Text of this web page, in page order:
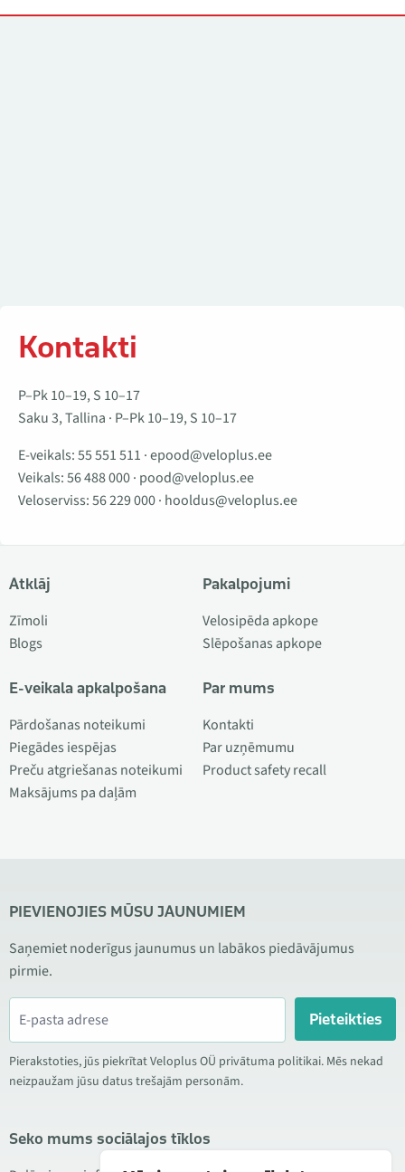
Kontakti
P–Pk 10–19, S 10–17
Saku 3, Tallina · P–Pk 10–19, S 10–17
E-veikals:55 551 511 ·epood@veloplus.ee
Veikals:56 488 000· pood@veloplus.ee
Veloserviss:56 229 000· hooldus@veloplus.ee
Atklāj
Zīmoli
Blogs
E-veikala apkalpošana
Pārdošanas noteikumi
Piegādes iespējas
Preču atgriešanas noteikumi
Maksājums pa daļām
Pakalpojumi
Velosipēda apkope
Slēpošanas apkope
Par mums
Kontakti
Par uzņēmumu
Product safety recall
PIEVIENOJIES MŪSU JAUNUMIEM
Saņemiet noderīgus jaunumus un labākos piedāvājumus
pirmie.
Pieteikties
Pierakstoties, jūs piekrītat Veloplus OÜ privātuma politikai. Mēs nekad
neizpaužam jūsu datus trešajām personām.
Seko mums sociālajos tīklos